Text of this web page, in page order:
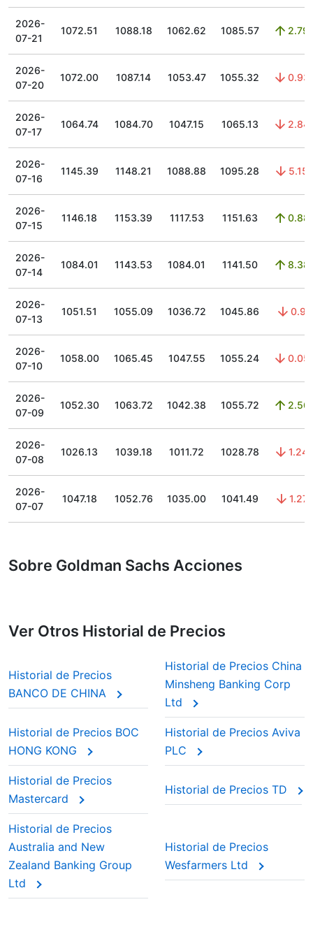
2026-
07-21
1072.51 1088.18 1062.62 1085.57 2.79
2026-
07-20
1072.00 1087.14 1053.47 1055.32 0.93
2026-
07-17
1064.74 1084.70 1047.15 1065.13 2.84
2026-
07-16
1145.39 1148.21 1088.88 1095.28 5.15
2026-
07-15
1146.18 1153.39 1117.53 1151.63 0.88
2026-
07-14
1084.01 1143.53 1084.01 1141.50 8.38
2026-
07-13
1051.51 1055.09 1036.72 1045.86 0.9
2026-
07-10
1058.00 1065.45 1047.55 1055.24 0.05
2026-
07-09
1052.30 1063.72 1042.38 1055.72 2.56
2026-
07-08
1026.13 1039.18 1011.72 1028.78 1.24
2026-
07-07
1047.18 1052.76 1035.00 1041.49 1.27
Sobre Goldman Sachs Acciones
Ver Otros Historial de Precios
Historial de Precios
BANCO DE CHINA
Historial de Precios China
Minsheng Banking Corp
Ltd
Historial de Precios BOC
HONG KONG
Historial de Precios Aviva
PLC
Historial de Precios
Mastercard
Historial de Precios TD
Historial de Precios
Australia and New
Zealand Banking Group
Ltd
Historial de Precios
Wesfarmers Ltd